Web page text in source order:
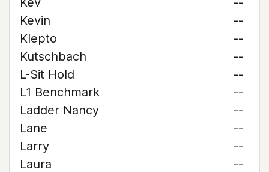
Kevin
--
Klepto
--
Kutschbach
--
L-Sit Hold
--
L1 Benchmark
--
Ladder Nancy
--
Lane
--
Larry
--
Laura
--